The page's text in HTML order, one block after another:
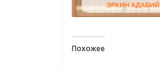
Похожее